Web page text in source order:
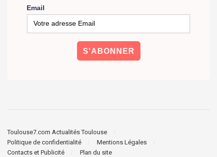
Email
Toulouse7.com Actualités Toulouse
Politique de confidentialité
Mentions Légales
Contacts et Publicité
Plan du site